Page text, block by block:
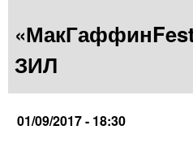
ЗИЛ
01/09/2017 - 18:30